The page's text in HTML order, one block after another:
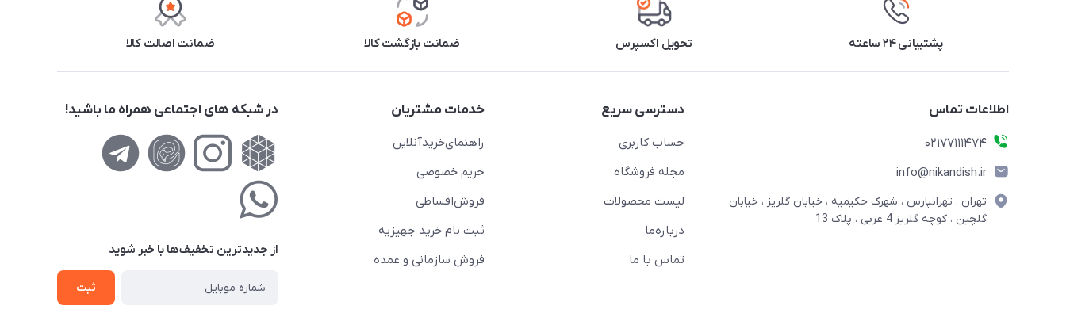
پشتیبانی ۲۴ ساعته تحویل اکسپرس ضمانت بازگشت کالا ضمانت اصالت کالا
اطلاعات تماس
02177111474
info@nikandish.ir
تهران ، تهرانپارس ، شهرک حکیمیه ، خیابان گلریز ، خیابان
گلچین ، کوچه گلریز 4 غربی ، پلاک 13
دسترسی سریع
حساب کاربری
مجله فروشگاه
لیست محصولات
درباره‌ما
تماس با ما
خدمات مشتریان
راهنمای‌خرید‌آنلاین
حریم خصوصی
فروش‌اقساطی
ثبت نام خرید جهیزیه
فروش سازمانی و عمده
در شبکه های اجتماعی همراه ما باشید!
از جدید‌ترین تخفیف‌ها با‌ خبر شوید
ثبت